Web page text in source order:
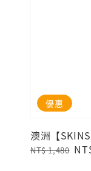
優惠
澳洲【
Regular
NT$ 1,480